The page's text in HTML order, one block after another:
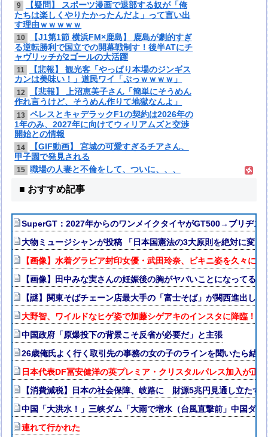
9
【疑問】 スポーツ漫画で退部する奴が「俺
たちは楽しくやりたかったんだよ」って言い出
す理由ｗｗｗｗｗ
10
【J1第1節 横浜FM×鹿島】 鹿島が劇的すぎ
る逆転勝利で国立での開幕戦制す！後半ATにチ
ャヴリッチが2ゴールの大活躍
11
【悲報】 観光客「やっぱり本場のジンギス
カンは美味い！」道民ワイ「ぷっｗｗｗｗ」
12
【悲報】 上沼恵美子さん「簡単にそうめん
作れ言うけど、そうめん作りて地獄なんよ」
13 ペレスとキャデラックF1の契約は2026年の
1年のみ、2027年に向けてウィリアムズと交渉
開始との情報
14
【GIF動画】 宮城の可愛すぎるチアさん、
甲子園で発見される
15 職場の人妻と不倫をして、ついに、、、
■ おすすめ記事
SuperGT：2027年からのワンメイクタイヤがGT500→ブリヂス
大物ミュージシャンが投稿 「日本国憲法の3大原則を絶対に変え
【画像】水着グラビア封印女優・武田玲奈、ビキニ姿を久々
【画像】田中みな実さんの妊娠後の胸がヤバいことになってる
【謎】関東そばチェーン店最大手の「富士そば」が関西進出し
大野智、ワイルドなヒゲ姿で加藤シゲアキのインスタに降臨！
中国政府「原爆投下の背景こそ反省が必要だ」と主張
26歳俺氏よく行く取引先の事務の女の子のラインを聞いたら結果
日本代表DF冨安健洋の英プレミア・クリスタルパレス加入が正
【消費減税】日本の社会保障、岐路に 財源5兆円見通し立たず
中国「大洪水！」三峡ダム「大雨で増水（台風直撃前」中国ダ
連れて行かれた